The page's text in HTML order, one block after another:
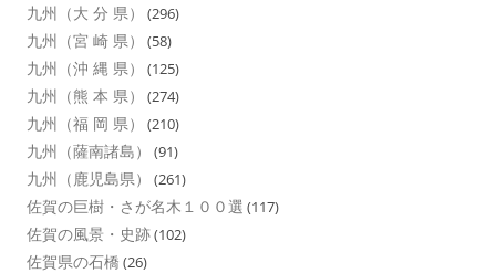
九州（大 分 県） (296)
九州（宮 崎 県） (58)
九州（沖 縄 県） (125)
九州（熊 本 県） (274)
九州（福 岡 県） (210)
九州（薩南諸島） (91)
九州（鹿児島県） (261)
佐賀の巨樹・さが名木１００選 (117)
佐賀の風景・史跡(102)
佐賀県の石橋 (26)